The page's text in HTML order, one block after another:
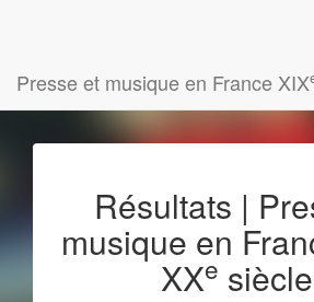
Presse et musique en France XIX
Résultats |
musique en
XXe